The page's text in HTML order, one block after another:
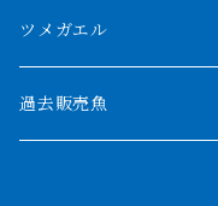
パルマス
ポーリー
セネガルス
1800mm
2000mm以上
ツメガエル
過去販売魚